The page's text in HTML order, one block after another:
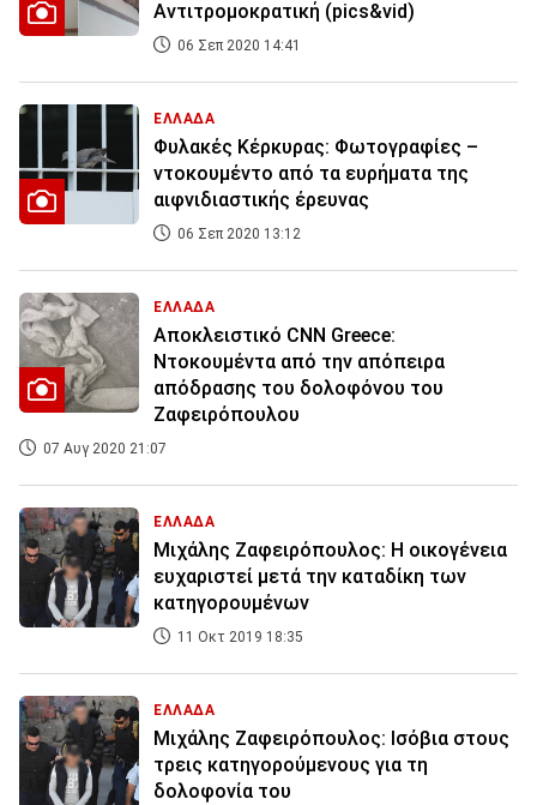
Αντιτρομοκρατική (pics&vid)
06 Σεπ 2020 14:41
ΕΛΛΑΔΑ
Φυλακές Κέρκυρας: Φωτογραφίες –
ντοκουμέντο από τα ευρήματα της
αιφνιδιαστικής έρευνας
06 Σεπ 2020 13:12
ΕΛΛΑΔΑ
Αποκλειστικό CNN Greece:
Ντοκουμέντα από την απόπειρα
απόδρασης του δολοφόνου του
Ζαφειρόπουλου
07 Αυγ 2020 21:07
ΕΛΛΑΔΑ
Μιχάλης Ζαφειρόπουλος: Η οικογένεια
ευχαριστεί μετά την καταδίκη των
κατηγορουμένων
11 Οκτ 2019 18:35
ΕΛΛΑΔΑ
Μιχάλης Ζαφειρόπουλος: Ισόβια στους
τρεις κατηγορούμενους για τη
δολοφονία του